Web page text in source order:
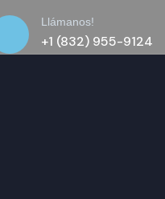
Llámanos!
+1 (832) 955-9124